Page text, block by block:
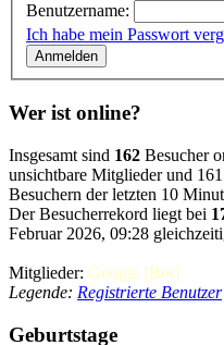
Benutzername:
Ich habe mein Passwort
Wer ist online?
Insgesamt sind 162 Besucher
unsichtbare Mitglieder und
Besuchern der letzten 10
Der Besucherrekord liegt bei
Februar 2026, 09:28
Mitglieder: Google [Bot]
Legende: Registrierte Benutzer
Geburtstage